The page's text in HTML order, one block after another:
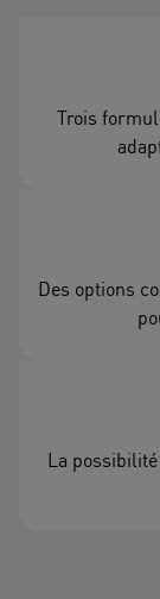
Trois
Des options
La